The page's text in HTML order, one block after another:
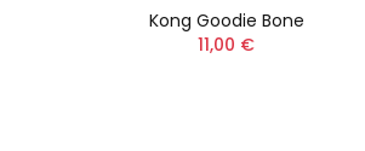
Kong Goodie Bone
11,00 €